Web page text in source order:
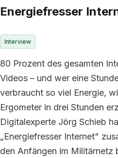
Energiefresser
Interview
80 Prozent des gesamten
Videos – und wer eine
verbraucht so viel Energie,
Ergometer in drei Stunden
Digitalexperte Jörg Schieb
„Energiefresser Internet"
den Anfängen im Militärnetz